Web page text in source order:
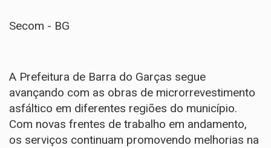
Secom - BG
A Prefeitura de Barra do Garças segue
avançando com as obras de microrrevestimento
asfáltico em diferentes regiões do município.
Com novas frentes de trabalho em andamento,
os serviços continuam promovendo melhorias na